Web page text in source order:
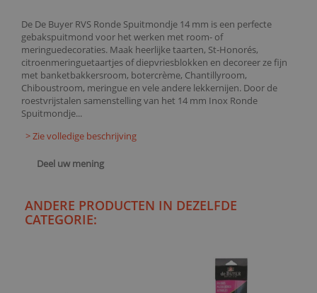
De De Buyer RVS Ronde Spuitmondje 14 mm is een perfecte
gebakspuitmond voor het werken met room- of
meringuedecoraties. Maak heerlijke taarten, St-Honorés,
citroenmeringuetaartjes of diepvriesblokken en decoreer ze fijn
met banketbakkersroom, botercrème, Chantillyroom,
Chiboustroom, meringue en vele andere lekkernijen. Door de
roestvrijstalen samenstelling van het 14 mm Inox Ronde
Spuitmondje...
> Zie volledige beschrijving
Deel uw mening
ANDERE PRODUCTEN IN DEZELFDE
CATEGORIE: